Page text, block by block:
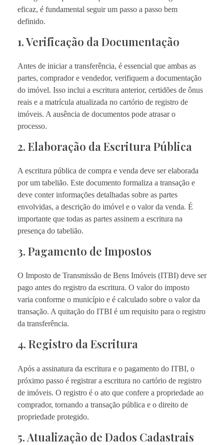
eficaz, é fundamental seguir um passo a passo bem
definido.
1. Verificação da Documentação
Antes de iniciar a transferência, é essencial que ambas as
partes, comprador e vendedor, verifiquem a documentação
do imóvel. Isso inclui a escritura anterior, certidões de ônus
reais e a matrícula atualizada no cartório de registro de
imóveis. A ausência de documentos pode atrasar o
processo.
2. Elaboração da Escritura Pública
A escritura pública de compra e venda deve ser elaborada
por um tabelião. Este documento formaliza a transação e
deve conter informações detalhadas sobre as partes
envolvidas, a descrição do imóvel e o valor da venda. É
importante que todas as partes assinem a escritura na
presença do tabelião.
3. Pagamento de Impostos
O Imposto de Transmissão de Bens Imóveis (ITBI) deve ser
pago antes do registro da escritura. O valor do imposto
varia conforme o município e é calculado sobre o valor da
transação. A quitação do ITBI é um requisito para o registro
da transferência.
4. Registro da Escritura
Após a assinatura da escritura e o pagamento do ITBI, o
próximo passo é registrar a escritura no cartório de registro
de imóveis. O registro é o ato que confere a propriedade ao
comprador, tornando a transação pública e o direito de
propriedade protegido.
5. Atualização de Dados Cadastrais